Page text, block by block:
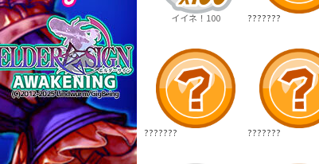
イイネ！100 ???????
??????? ???????